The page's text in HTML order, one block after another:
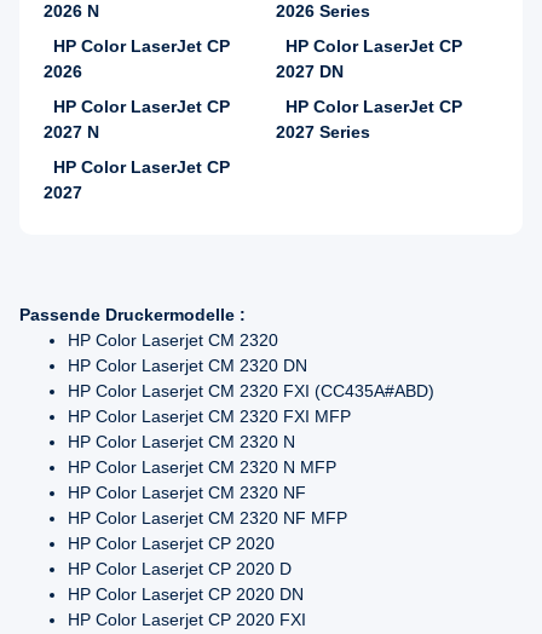
2026 N
2026 Series
HP Color LaserJet CP
2026
HP Color LaserJet CP
2027 DN
HP Color LaserJet CP
2027 N
HP Color LaserJet CP
2027 Series
HP Color LaserJet CP
2027
Passende Druckermodelle :
HP Color Laserjet CM 2320
HP Color Laserjet CM 2320 DN
HP Color Laserjet CM 2320 FXI (CC435A#ABD)
HP Color Laserjet CM 2320 FXI MFP
HP Color Laserjet CM 2320 N
HP Color Laserjet CM 2320 N MFP
HP Color Laserjet CM 2320 NF
HP Color Laserjet CM 2320 NF MFP
HP Color Laserjet CP 2020
HP Color Laserjet CP 2020 D
HP Color Laserjet CP 2020 DN
HP Color Laserjet CP 2020 FXI